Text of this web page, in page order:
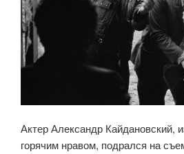
Актер Александр Кайдановский,
горячим нравом, подрался на